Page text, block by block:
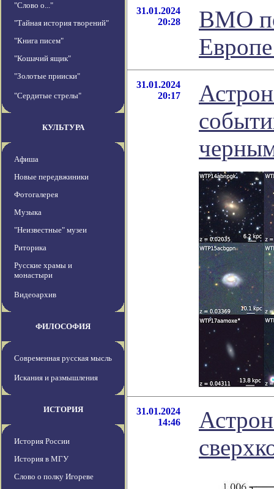
"Слово о..."
"Тайная история творений"
"Книга писем"
"Кошачий ящик"
"Золотые прииски"
"Сердитые стрелы"
КУЛЬТУРА
Афиша
Новые передвжиники
Фотогалерея
Музыка
"Неизвестные" музеи
Риторика
Русские храмы и
монастыри
Видеоархив
ФИЛОСОФИЯ
Современная русская мысль
Искания и размышления
ИСТОРИЯ
История России
История в МГУ
Слово о полку Игореве
31.01.2024
20:28
ВМО
31.01.2024
20:17
31.01.2024
14:46